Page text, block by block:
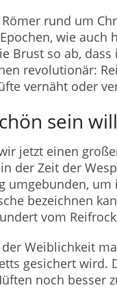
rund um
wie auch
Brust so ab,
revolutionär:
vernäht oder
sein
jetzt einen
der Zeit der
umgebunden, um
bezeichnen
vom
der Weiblichkeit
gesichert wird.
noch besser